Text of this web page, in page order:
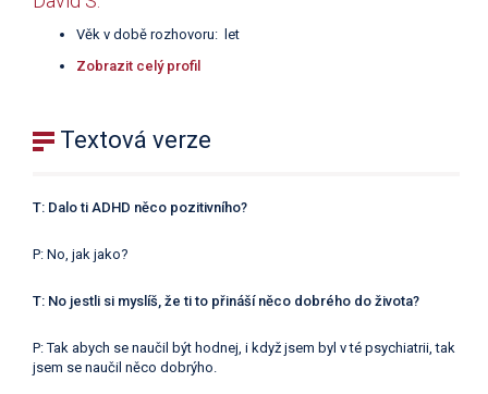
Věk v době rozhovoru: let
Zobrazit celý profil
Textová verze
T: Dalo ti ADHD něco pozitivního?
P: No, jak jako?
T: No jestli si myslíš, že ti to přináší něco dobrého do života?
P: Tak abych se naučil být hodnej, i když jsem byl v té psychiatrii, tak
jsem se naučil něco dobrýho.